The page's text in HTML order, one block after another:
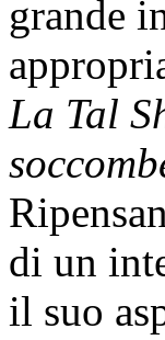
grande
La Tal
di un
il suo